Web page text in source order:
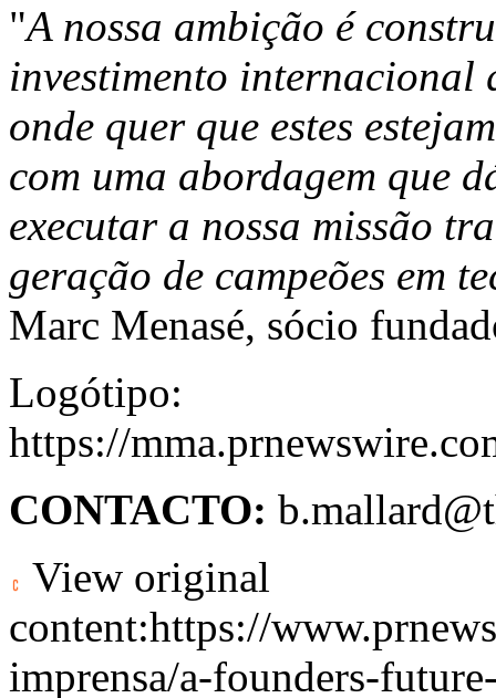
"A nossa ambição é
investimento internacional
onde quer que estes
com uma abordagem que
executar a nossa missão
geração de campeões em
Marc Menasé, sócio
Logótipo:
https://
CONTACTO:
View original
content:https://
imprensa/a-founders-